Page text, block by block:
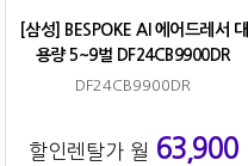
[삼성] BESPOKE AI 에어드레서 대
용량 5~9벌 DF24CB9900DR
DF24CB9900DR
할인렌탈가 월 63,900